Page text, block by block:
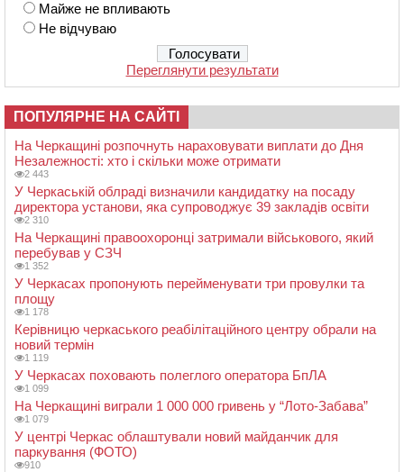
Майже не впливають
Не відчуваю
Переглянути результати
ПОПУЛЯРНЕ НА САЙТІ
На Черкащині розпочнуть нараховувати виплати до Дня
Незалежності: хто і скільки може отримати
2 443
У Черкаській облраді визначили кандидатку на посаду
директора установи, яка супроводжує 39 закладів освіти
2 310
На Черкащині правоохоронці затримали військового, який
перебував у СЗЧ
1 352
У Черкасах пропонують перейменувати три провулки та
площу
1 178
Керівницю черкаського реабілітаційного центру обрали на
новий термін
1 119
У Черкасах поховають полеглого оператора БпЛА
1 099
На Черкащині виграли 1 000 000 гривень у “Лото-Забава”
1 079
У центрі Черкас облаштували новий майданчик для
паркування (ФОТО)
910